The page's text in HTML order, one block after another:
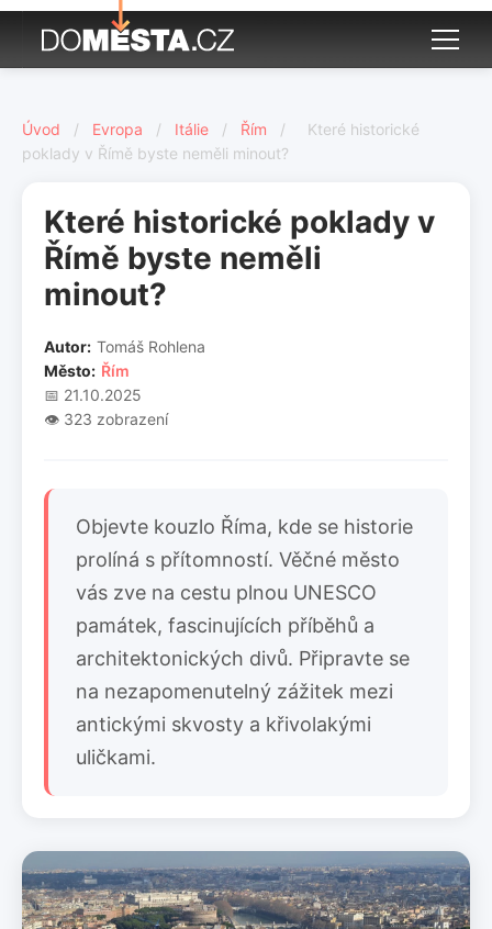
Úvod / Evropa / Itálie / Řím /
Které historické
poklady v Římě byste neměli minout?
Které historické poklady v
Římě byste neměli
minout?
Autor: Tomáš Rohlena
Město: Řím
📅 21.10.2025
👁️ 323 zobrazení
Objevte kouzlo Říma, kde se historie
prolíná s přítomností. Věčné město
vás zve na cestu plnou UNESCO
památek, fascinujících příběhů a
architektonických divů. Připravte se
na nezapomenutelný zážitek mezi
antickými skvosty a křivolakými
uličkami.